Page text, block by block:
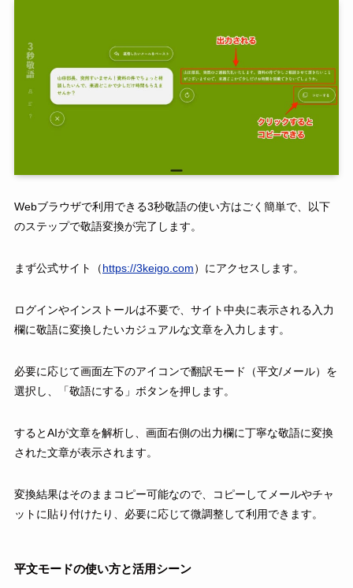
Webブラウザで利用できる3秒敬語の使い方はごく簡単で、以下
のステップで敬語変換が完了します。
まず公式サイト（https://3keigo.com）にアクセスします。
ログインやインストールは不要で、サイト中央に表示される入力
欄に敬語に変換したいカジュアルな文章を入力します。
必要に応じて画面左下のアイコンで翻訳モード（平文/メール）を
選択し、「敬語にする」ボタンを押します。
するとAIが文章を解析し、画面右側の出力欄に丁寧な敬語に変換
された文章が表示されます。
変換結果はそのままコピー可能なので、コピーしてメールやチャ
ットに貼り付けたり、必要に応じて微調整して利用できます。
平文モードの使い方と活用シーン